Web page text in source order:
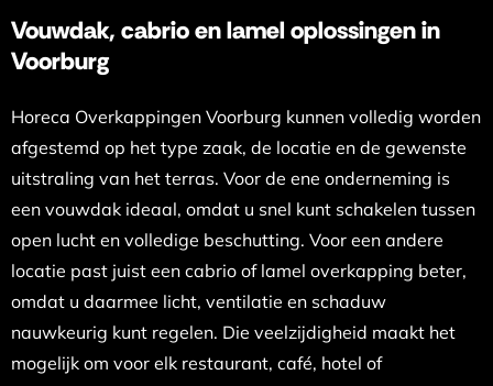
Vouwdak, cabrio en lamel oplossingen in
Voorburg
Horeca Overkappingen Voorburg kunnen volledig worden
afgestemd op het type zaak, de locatie en de gewenste
uitstraling van het terras. Voor de ene onderneming is
een vouwdak ideaal, omdat u snel kunt schakelen tussen
open lucht en volledige beschutting. Voor een andere
locatie past juist een cabrio of lamel overkapping beter,
omdat u daarmee licht, ventilatie en schaduw
nauwkeurig kunt regelen. Die veelzijdigheid maakt het
mogelijk om voor elk restaurant, café, hotel of